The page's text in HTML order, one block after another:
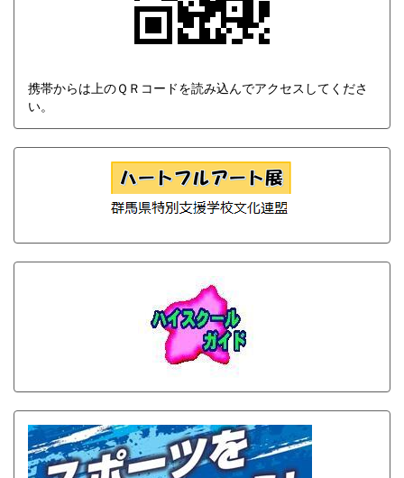
携帯からは上のＱＲコードを読み込んでアクセスしてくださ
い。